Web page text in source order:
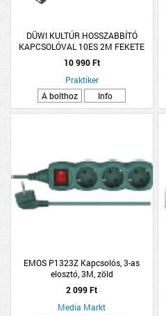
DÜWI KULTÚR HOSSZABBÍTÓ
KAPCSOLÓVAL 10ES 2M FEKETE
TÚLFESZ.VÉDELEM (219761)
10 990 Ft
Praktiker
A bolthoz
Info
EMOS P1323Z Kapcsolós, 3-as
elosztó, 3M, zöld
2 099 Ft
Media Markt